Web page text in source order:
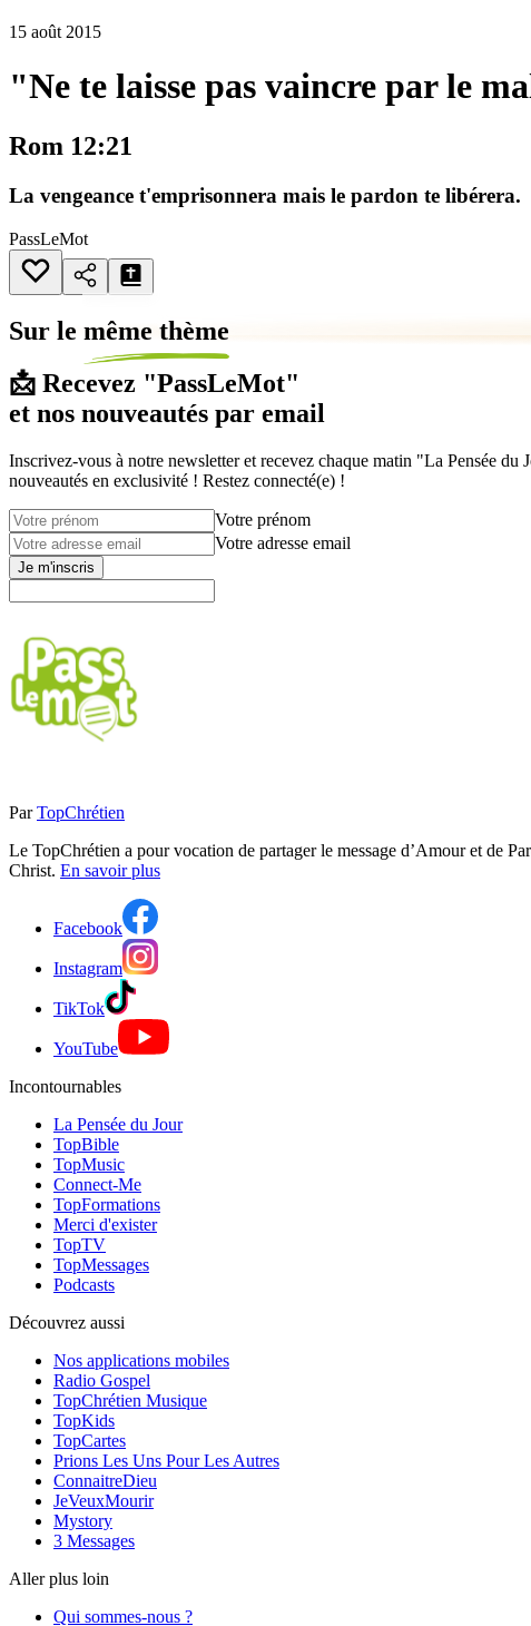
15 août 2015
"Ne te laisse pas vaincre par le
Rom 12:21
La vengeance t'emprisonnera mais le pardon te libérera.
PassLeMot
Sur le même thème
📩 Recevez "PassLeMot"
et nos nouveautés par email
Inscrivez-vous à notre newsletter et recevez chaque matin "La Pensée
nouveautés en exclusivité ! Restez connecté(e) !
Votre prénom
Votre adresse email
Je m'inscris
Par TopChrétien
Le TopChrétien a pour vocation de partager le message d’Amour et de
Christ. En savoir plus
Facebook
Instagram
TikTok
YouTube
Incontournables
La Pensée du Jour
TopBible
TopMusic
Connect-Me
TopFormations
Merci d'exister
TopTV
TopMessages
Podcasts
Découvrez aussi
Nos applications mobiles
Radio Gospel
TopChrétien Musique
TopKids
TopCartes
Prions Les Uns Pour Les Autres
ConnaitreDieu
JeVeuxMourir
Mystory
3 Messages
Aller plus loin
Qui sommes-nous ?